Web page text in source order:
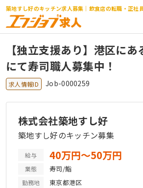
築地すし好のキッチン求人募集｜飲食店の転職・正社
【独立支援あり】港区に
にて寿司職人募集中！
求人情報ID Job-0000259
株式会社築地すし好
築地すし好のキッチン募集
給与 40万円〜50万円
業態 寿司/鮨
勤務地 東京都港区